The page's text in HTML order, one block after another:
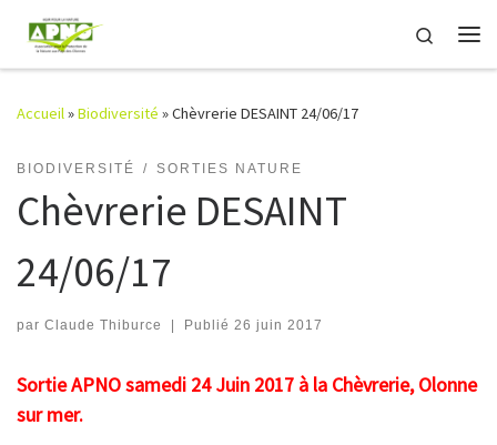
Passer au contenu
Search
Accueil»Biodiversité »Chèvrerie DESAINT 24/06/17
BIODIVERSITÉ SORTIES NATURE
Chèvrerie DESAINT
24/06/17
par Claude Thiburce | Publié 26 juin 2017
Sortie APNO samedi 24 Juin 2017 à la Chèvrerie, Olonne
sur mer.